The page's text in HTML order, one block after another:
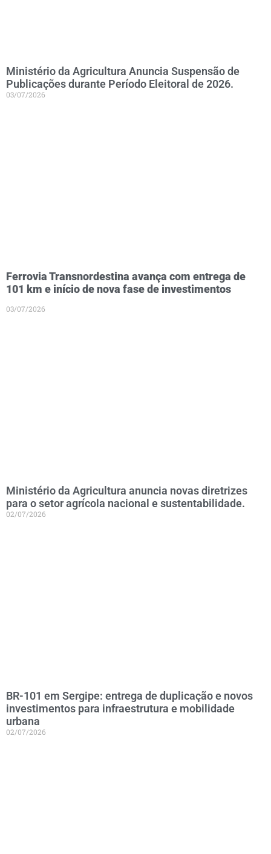
Ministério da Agricultura Anuncia Suspensão de
Publicações durante Período Eleitoral de 2026.
03/07/2026
Ferrovia Transnordestina avança com entrega de
101 km e início de nova fase de investimentos
03/07/2026
Ministério da Agricultura anuncia novas diretrizes
para o setor agrícola nacional e sustentabilidade.
02/07/2026
BR-101 em Sergipe: entrega de duplicação e novos
investimentos para infraestrutura e mobilidade
urbana
02/07/2026